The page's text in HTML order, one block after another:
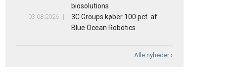
biosolutions
03.08.2026
3C Groups køber 100 pct. af
Blue Ocean Robotics
Alle nyheder ›